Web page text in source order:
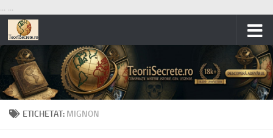
... ...
Skip to content
ETICHETAT: MIGNON